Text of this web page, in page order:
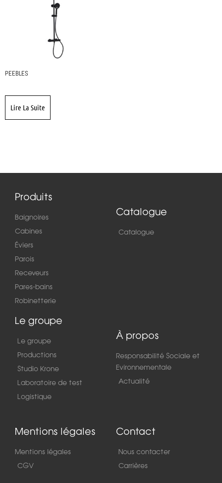
PEEBLES
Lire La Suite
Produits
Baignoires
Cabines
Éviers
Parois
Receveurs
Pares-bains
Robinetterie
Catalogue
Catalogue
Le groupe
Le groupe
Productions
Studio Krone
Laboratoire de test
Logistique
À propos
Responsabilité Sociale et
Evironnementale
Actualité
Mentions légales
Mentions légales
CGV
Contact
Nous contacter
Carrières